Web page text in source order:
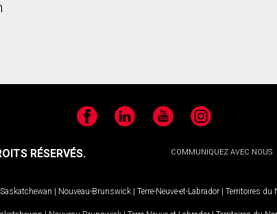
FacebookLinkedIn YouTubeInstagram
COMMUNIQUEZ AVEC NOUS
RÉSERVÉS.
Saskatchewan | Nouveau-Brunswick | Terre-Neuve-et-Labrador | Territoires du